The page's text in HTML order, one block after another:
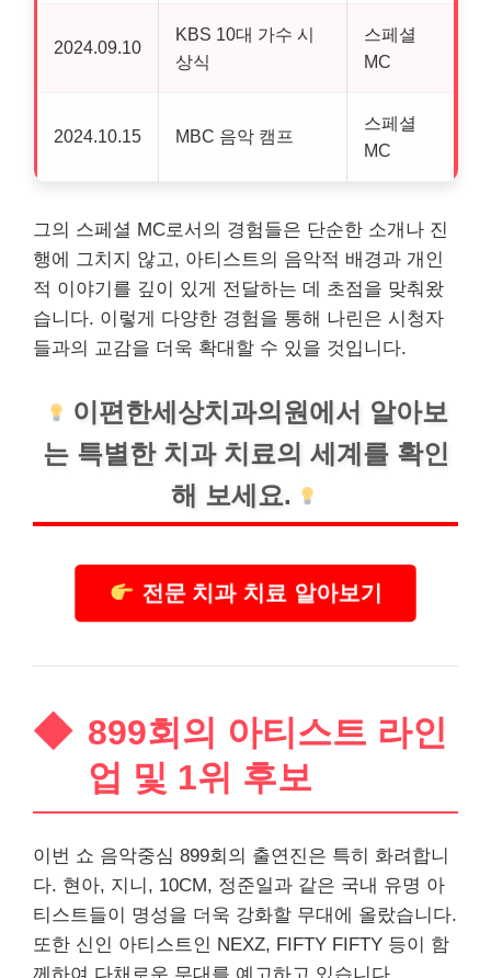
2024.09.10
KBS 10대 가수 시
상식
스페셜
MC
2024.10.15 MBC 음악 캠프
스페셜
MC
그의 스페셜 MC로서의 경험들은 단순한 소개나 진
행에 그치지 않고, 아티스트의 음악적 배경과 개인
적 이야기를 깊이 있게 전달하는 데 초점을 맞춰왔
습니다. 이렇게 다양한 경험을 통해 나린은 시청자
들과의 교감을 더욱 확대할 수 있을 것입니다.
이편한세상치과의원에서 알아보
는 특별한 치과치료의 세계를 확인
해 보세요.
전문 치과 치료 알아보기
899회의 아티스트 라인
업 및 1위 후보
이번 쇼 음악중심 899회의 출연진은 특히 화려합니
다. 현아, 지니, 10CM, 정준일과 같은 국내 유명 아
티스트들이 명성을 더욱 강화할 무대에 올랐습니다.
또한 신인 아티스트인 NEXZ, FIFTY FIFTY 등이 함